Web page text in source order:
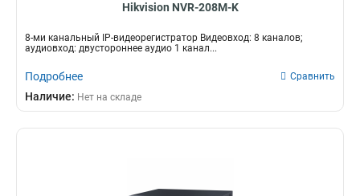
Hikvision NVR-208M-K
8-ми канальный IP-видеорегистратор Видеовход: 8 каналов;
аудиовход: двустороннее аудио 1 канал...
Подробнее Сравнить
Наличие: Нет на складе